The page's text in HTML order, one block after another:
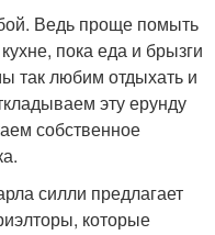
Ведь проще помыть
пока еда и брызги
так любим отдыхать и
эту ерунду
собственное
силли предлагает
которые